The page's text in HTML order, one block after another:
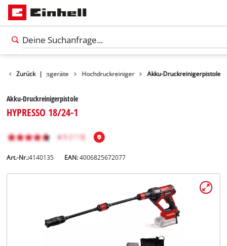
Zurück |
Reinigungsgeräte Hochdruckreiniger Akku-Druckreinigerpistole
Akku-Druckreinigerpistole
HYPRESSO 18/24-1
Art.-Nr.:4140135 EAN:4006825672077